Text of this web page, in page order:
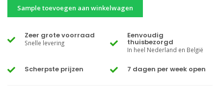
Sample toevoegen aan winkelwagen
Zeer grote voorraad
Snelle levering
Eenvoudig
thuisbezorgd
In heel Nederland en België
Scherpste prijzen 7 dagen per week open